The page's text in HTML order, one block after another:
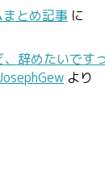
とめ記事 に
辞めたいです
より